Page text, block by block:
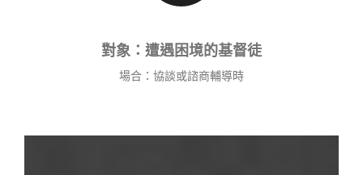
對象：遭遇困境的基督徒
場合：協談或諮商輔導時